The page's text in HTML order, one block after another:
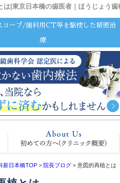
は|東京日本橋の歯医者｜ほうじょう
コープ/歯科用CT等を駆使した精密治
療
新日本橋TOP > 院長ブログ > 意図的再植とは